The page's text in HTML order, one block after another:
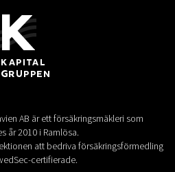
AB är ett försäkringsmäkleri som
år 2010 i Ramlösa.
att bedriva försäkringsförmedling
certifierade.